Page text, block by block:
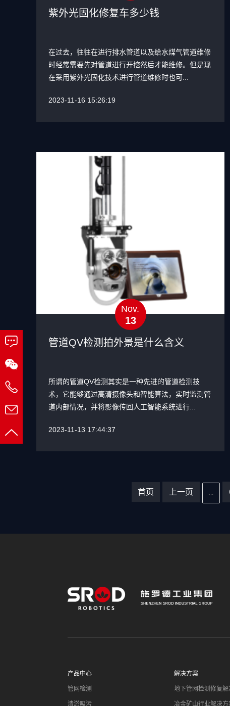
紫外光固化修复车多少钱
在过去，往往在进行排水管道以及给水煤气管道维修
时经常需要先对管道进行开挖然后才能维修。但是现
在采用紫外光固化技术进行管道维修时也可...
2023-11-16 15:26:19
Nov.
13
管道QV检测拍外景是什么含义
所谓的管道QV检测其实是一种先进的管道检测技
术，它能够通过高清摄像头和智能算法，实时监测管
道内部情况，并将影像传回人工智能系统进行...
2023-11-13 17:44:37
首页 上一页 ...
产品中心
管网检测
清淤吸污
解决方案
地下管网检测修复解
冶金矿山行业解决方